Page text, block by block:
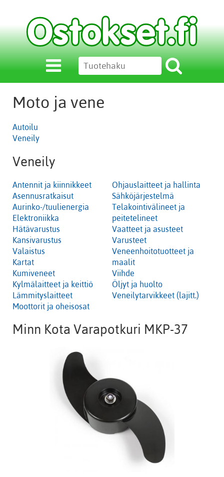
Moto ja vene
Autoilu
Veneily
Veneily
Antennit ja kiinnikkeet
Asennusratkaisut
Aurinko-/tuulienergia
Elektroniikka
Hätävarustus
Kansivarustus
Valaistus
Kartat
Kumiveneet
Kylmälaitteet ja keittiö
Lämmityslaitteet
Moottorit ja oheisosat
Ohjauslaitteet ja hallinta
Sähköjärjestelmä
Telakointivälineet ja
peitetelineet
Vaatteet ja asusteet
Varusteet
Veneenhoitotuotteet ja
maalit
Viihde
Öljyt ja huolto
Veneilytarvikkeet (lajitt.)
Minn Kota Varapotkuri MKP-37